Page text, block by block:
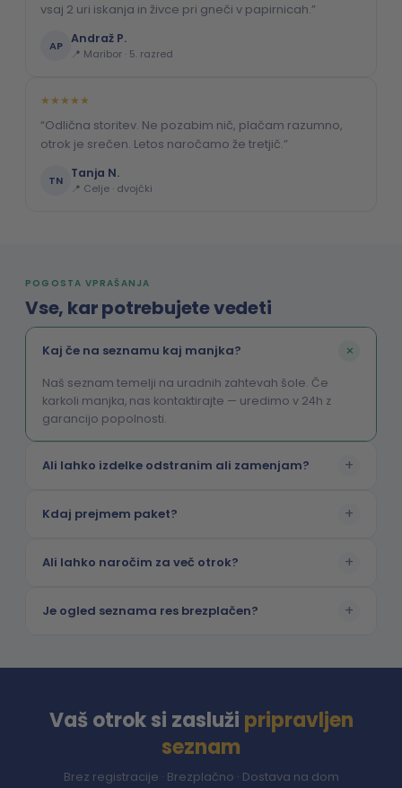
vsaj 2 uri iskanja in živce pri gneči v papirnicah.”
AP Andraž P.
📍 Maribor · 5. razred
★★★★★
“Odlična storitev. Ne pozabim nič, plačam razumno,
otrok je srečen. Letos naročamo že tretjič.”
TN Tanja N.
📍 Celje · dvojčki
POGOSTA VPRAŠANJA
Vse, kar potrebujete vedeti
Kaj če na seznamu kaj manjka? +
Naš seznam temelji na uradnih zahtevah šole. Če
karkoli manjka, nas kontaktirajte — uredimo v 24h z
garancijo popolnosti.
Ali lahko izdelke odstranim ali zamenjam? +
Kdaj prejmem paket? +
Ali lahko naročim za več otrok? +
Je ogled seznama res brezplačen? +
Vaš otrok si zasluži pripravljen
seznam
Brez registracije · Brezplačno · Dostava na dom